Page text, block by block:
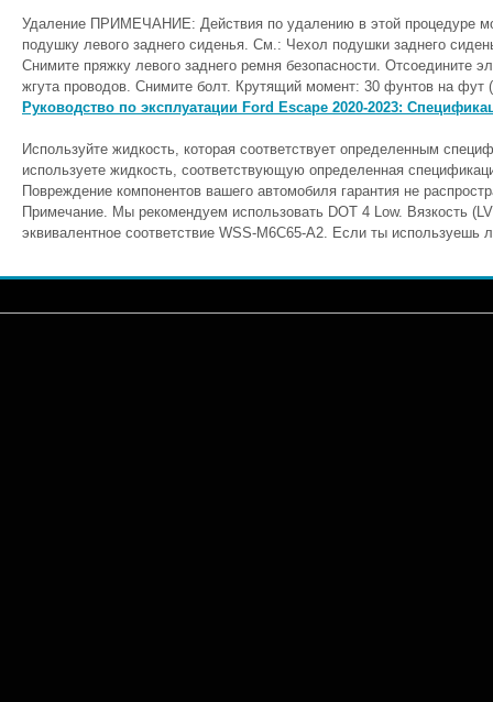
Удаление ПРИМЕЧАНИЕ: Действия по удалению в этой процедуре
подушку левого заднего сиденья. См.: Чехол подушки заднего
Снимите пряжку левого заднего ремня безопасности. Отсоедините
жгута проводов. Снимите болт. Крутящий момент: 30 фунтов на фут
Руководство по эксплуатации Ford Escape 2020-2023:
Используйте жидкость, которая соответствует определенным
используете жидкость, соответствующую определенная
Повреждение компонентов вашего автомобиля гарантия не
Примечание. Мы рекомендуем использовать DOT 4 Low. Вязкость
эквивалентное соответствие WSS-M6C65-A2. Если ты используешь